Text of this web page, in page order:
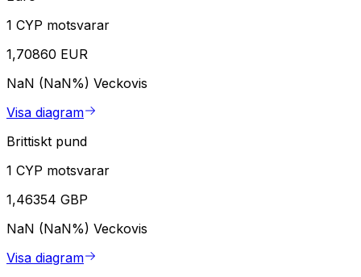
1 CYP motsvarar
1,70860 EUR
NaN (NaN%) Veckovis
Visa diagram
Brittiskt pund
1 CYP motsvarar
1,46354 GBP
NaN (NaN%) Veckovis
Visa diagram